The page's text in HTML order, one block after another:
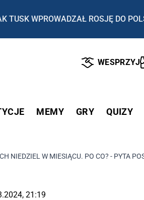
TUSK WPROWADZAŁ ROSJĘ DO
WESPRZYJ
MEMY GRY QUIZY
NIEDZIEL W MIESIĄCU. PO CO? - PYTA
21:19